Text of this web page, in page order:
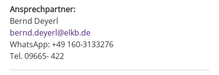
Ansprechpartner:
Bernd Deyerl
bernd.deyerl@elkb.de
WhatsApp: +49 160-3133276
Tel. 09665- 422